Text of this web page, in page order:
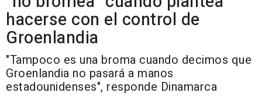
hacerse con el control de
Groenlandia
"Tampoco es una broma cuando decimos que
Groenlandia no pasará a manos
estadounidenses", responde Dinamarca